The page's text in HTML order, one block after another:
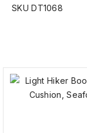
SKU DT1068